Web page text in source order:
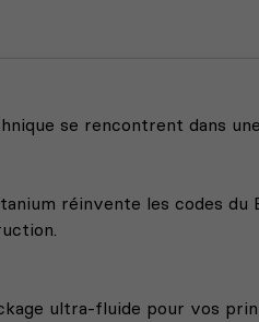
se rencontrent dans
réinvente les codes du
ultra-fluide pour vos